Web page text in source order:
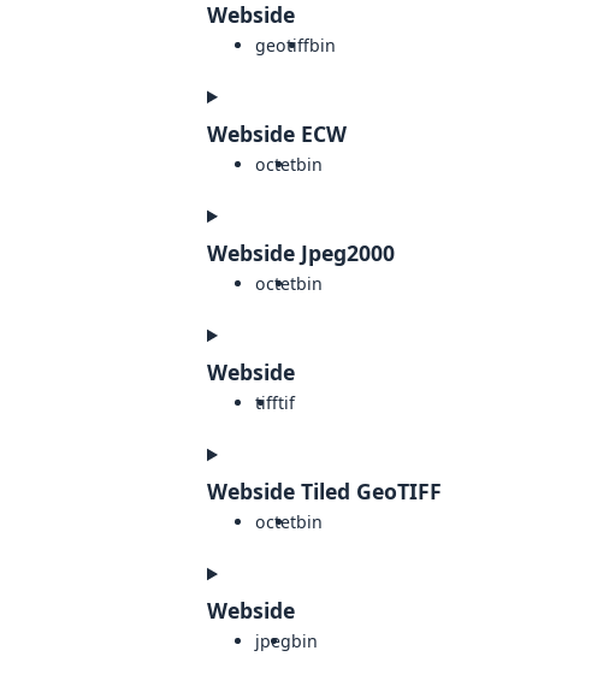
Webside
geotiffbin
Webside ECW
octetbin
Webside Jpeg2000
octetbin
Webside
tifftif
Webside Tiled GeoTIFF
octetbin
Webside
jpegbin